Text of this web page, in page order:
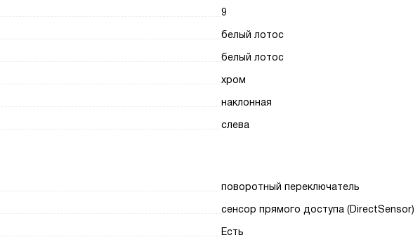
9
белый лотос
белый лотос
хром
наклонная
слева
поворотный переключатель
сенсор прямого доступа (DirectSensor)
Есть